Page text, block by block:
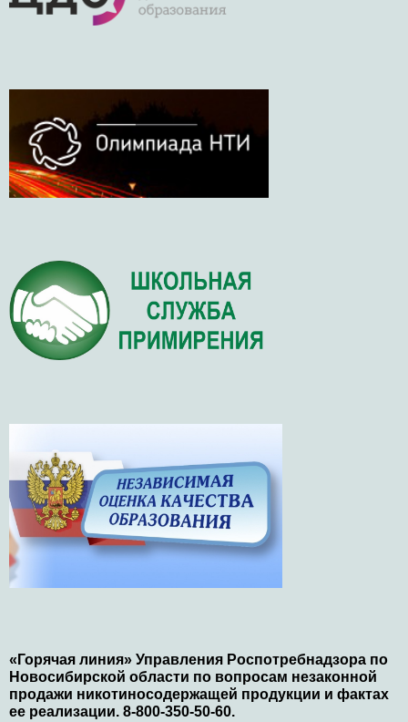
«Горячая линия» Управления Роспотребнадзора по
Новосибирской области по вопросам незаконной
продажи никотиносодержащей продукции и фактах
ее реализации. 8-800-350-50-60.